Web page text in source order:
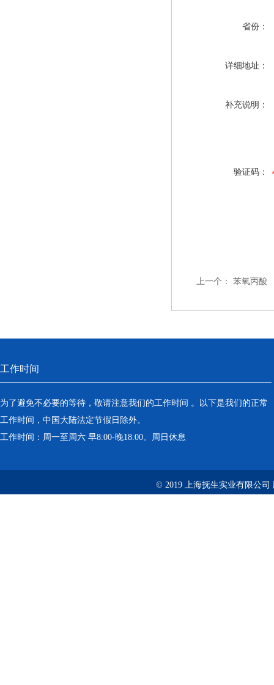
省份：
详细地址：
补充说明：
验证码：
上一个： 苯氧丙酸
工作时间
为了避免不必要的等待，敬请注意我们的工作时间 。以下是我们的正常
工作时间，中国大陆法定节假日除外。
工作时间：周一至周六 早8:00-晚18:00。周日休息
© 2019 上海抚生实业有限公司